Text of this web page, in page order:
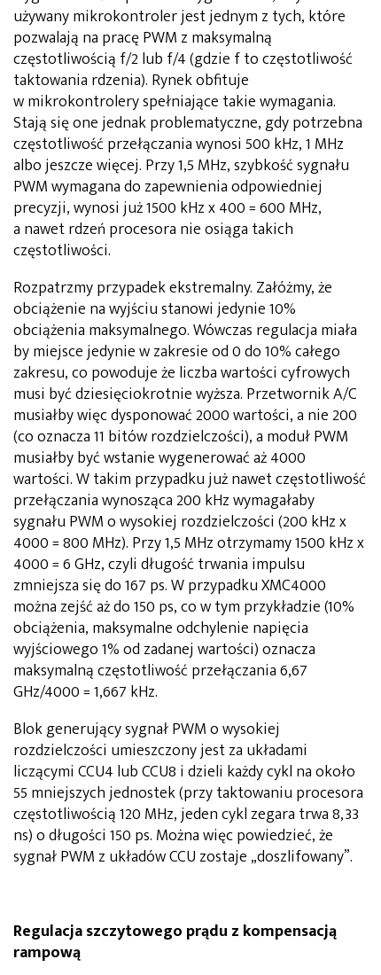
używany mikrokontroler jest jednym z tych, które
pozwalają na pracę PWM z maksymalną
częstotliwością f/2 lub f/4 (gdzie f to częstotliwość
taktowania rdzenia). Rynek obfituje
w mikrokontrolery spełniające takie wymagania.
Stają się one jednak problematyczne, gdy potrzebna
częstotliwość przełączania wynosi 500 kHz, 1 MHz
albo jeszcze więcej. Przy 1,5 MHz, szybkość sygnału
PWM wymagana do zapewnienia odpowiedniej
precyzji, wynosi już 1500 kHz x 400 = 600 MHz,
a nawet rdzeń procesora nie osiąga takich
częstotliwości.
Rozpatrzmy przypadek ekstremalny. Załóżmy, że
obciążenie na wyjściu stanowi jedynie 10%
obciążenia maksymalnego. Wówczas regulacja miała
by miejsce jedynie w zakresie od 0 do 10% całego
zakresu, co powoduje że liczba wartości cyfrowych
musi być dziesięciokrotnie wyższa. Przetwornik A/C
musiałby więc dysponować 2000 wartości, a nie 200
(co oznacza 11 bitów rozdzielczości), a moduł PWM
musiałby być wstanie wygenerować aż 4000
wartości. W takim przypadku już nawet częstotliwość
przełączania wynosząca 200 kHz wymagałaby
sygnału PWM o wysokiej rozdzielczości (200 kHz x
4000 = 800 MHz). Przy 1,5 MHz otrzymamy 1500 kHz x
4000 = 6 GHz, czyli długość trwania impulsu
zmniejsza się do 167 ps. W przypadku XMC4000
można zejść aż do 150 ps, co w tym przykładzie (10%
obciążenia, maksymalne odchylenie napięcia
wyjściowego 1% od zadanej wartości) oznacza
maksymalną częstotliwość przełączania 6,67
GHz/4000 = 1,667 kHz.
Blok generujący sygnał PWM o wysokiej
rozdzielczości umieszczony jest za układami
liczącymi CCU4 lub CCU8 i dzieli każdy cykl na około
55 mniejszych jednostek (przy taktowaniu procesora
częstotliwością 120 MHz, jeden cykl zegara trwa 8,33
ns) o długości 150 ps. Można więc powiedzieć, że
sygnał PWM z układów CCU zostaje „doszlifowany”.
Regulacja szczytowego prądu z kompensacją
rampową